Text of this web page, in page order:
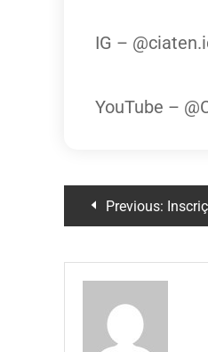
IG –
YouTube –
Previous: